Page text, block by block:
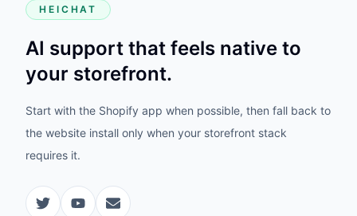
HEICHAT
AI support that feels native to
your storefront.
Start with the Shopify app when possible, then fall back to
the website install only when your storefront stack
requires it.